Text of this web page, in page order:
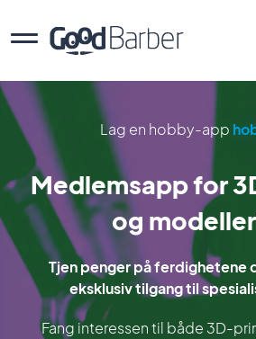
Lag en hobby-app
Medlemsapp for
og
Tjen penger på ferdighetene
eksklusiv tilgang til
Fang interessen til både 3D-